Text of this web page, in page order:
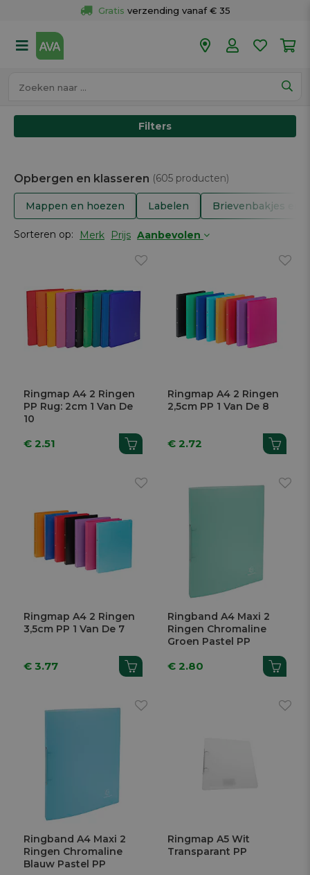
Gratis verzending vanaf € 35
50 winkels
Filters
Opbergen en klasseren (605 producten)
Mappen en hoezen Labelen Brievenbakjes en
Sorteren op: Merk Prijs Aanbevolen
Ringmap A4 2 Ringen
PP Rug: 2cm 1 Van De
10
€ 2.51
Ringmap A4 2 Ringen
2,5cm PP 1 Van De 8
€ 2.72
Ringmap A4 2 Ringen
3,5cm PP 1 Van De 7
€ 3.77
Ringband A4 Maxi 2
Ringen Chromaline
Groen Pastel PP
€ 2.80
Ringband A4 Maxi 2
Ringen Chromaline
Blauw Pastel PP
Ringmap A5 Wit
Transparant PP